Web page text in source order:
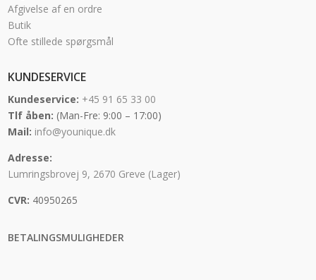
Afgivelse af en ordre
Butik
Ofte stillede spørgsmål
KUNDESERVICE
Kundeservice: +45 91 65 33 00
Tlf åben: (Man-Fre: 9:00 – 17:00)
Mail: info@younique.dk
Adresse:
Lumringsbrovej 9, 2670 Greve (Lager)
CVR: 40950265
BETALINGSMULIGHEDER